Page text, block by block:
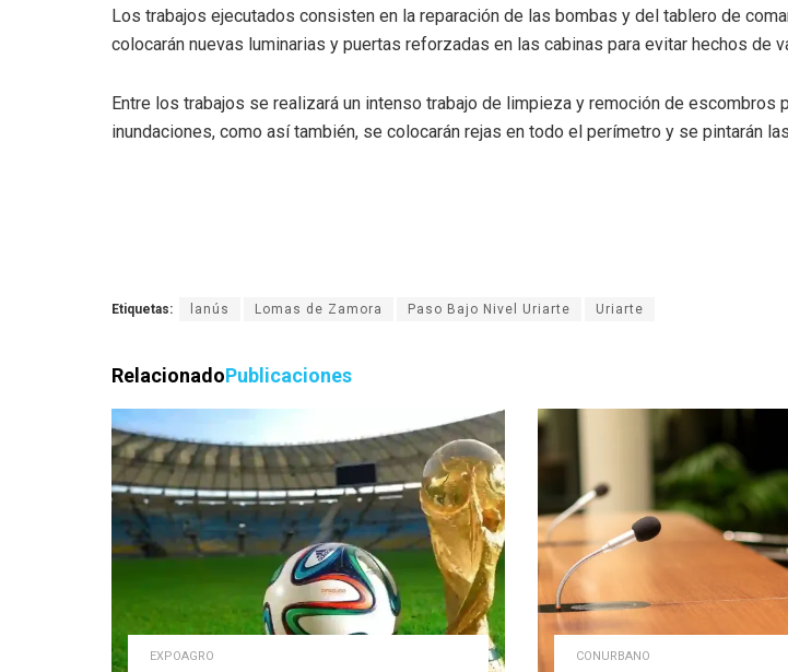
Los trabajos ejecutados consisten en la reparación de las bombas y del tablero de
colocarán nuevas luminarias y puertas reforzadas en las cabinas para evitar hechos de
Entre los trabajos se realizará un intenso trabajo de limpieza y remoción de escombros
inundaciones, como así también, se colocarán rejas en todo el perímetro y se pintarán
Etiquetas: lanús Lomas de Zamora Paso Bajo Nivel Uriarte Uriarte
RelacionadoPublicaciones
EXPOAGRO CONURBANO